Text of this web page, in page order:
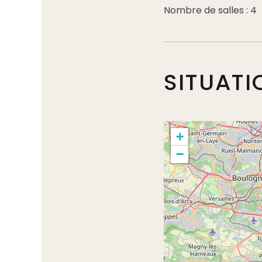
Nombre de salles : 4
+
−